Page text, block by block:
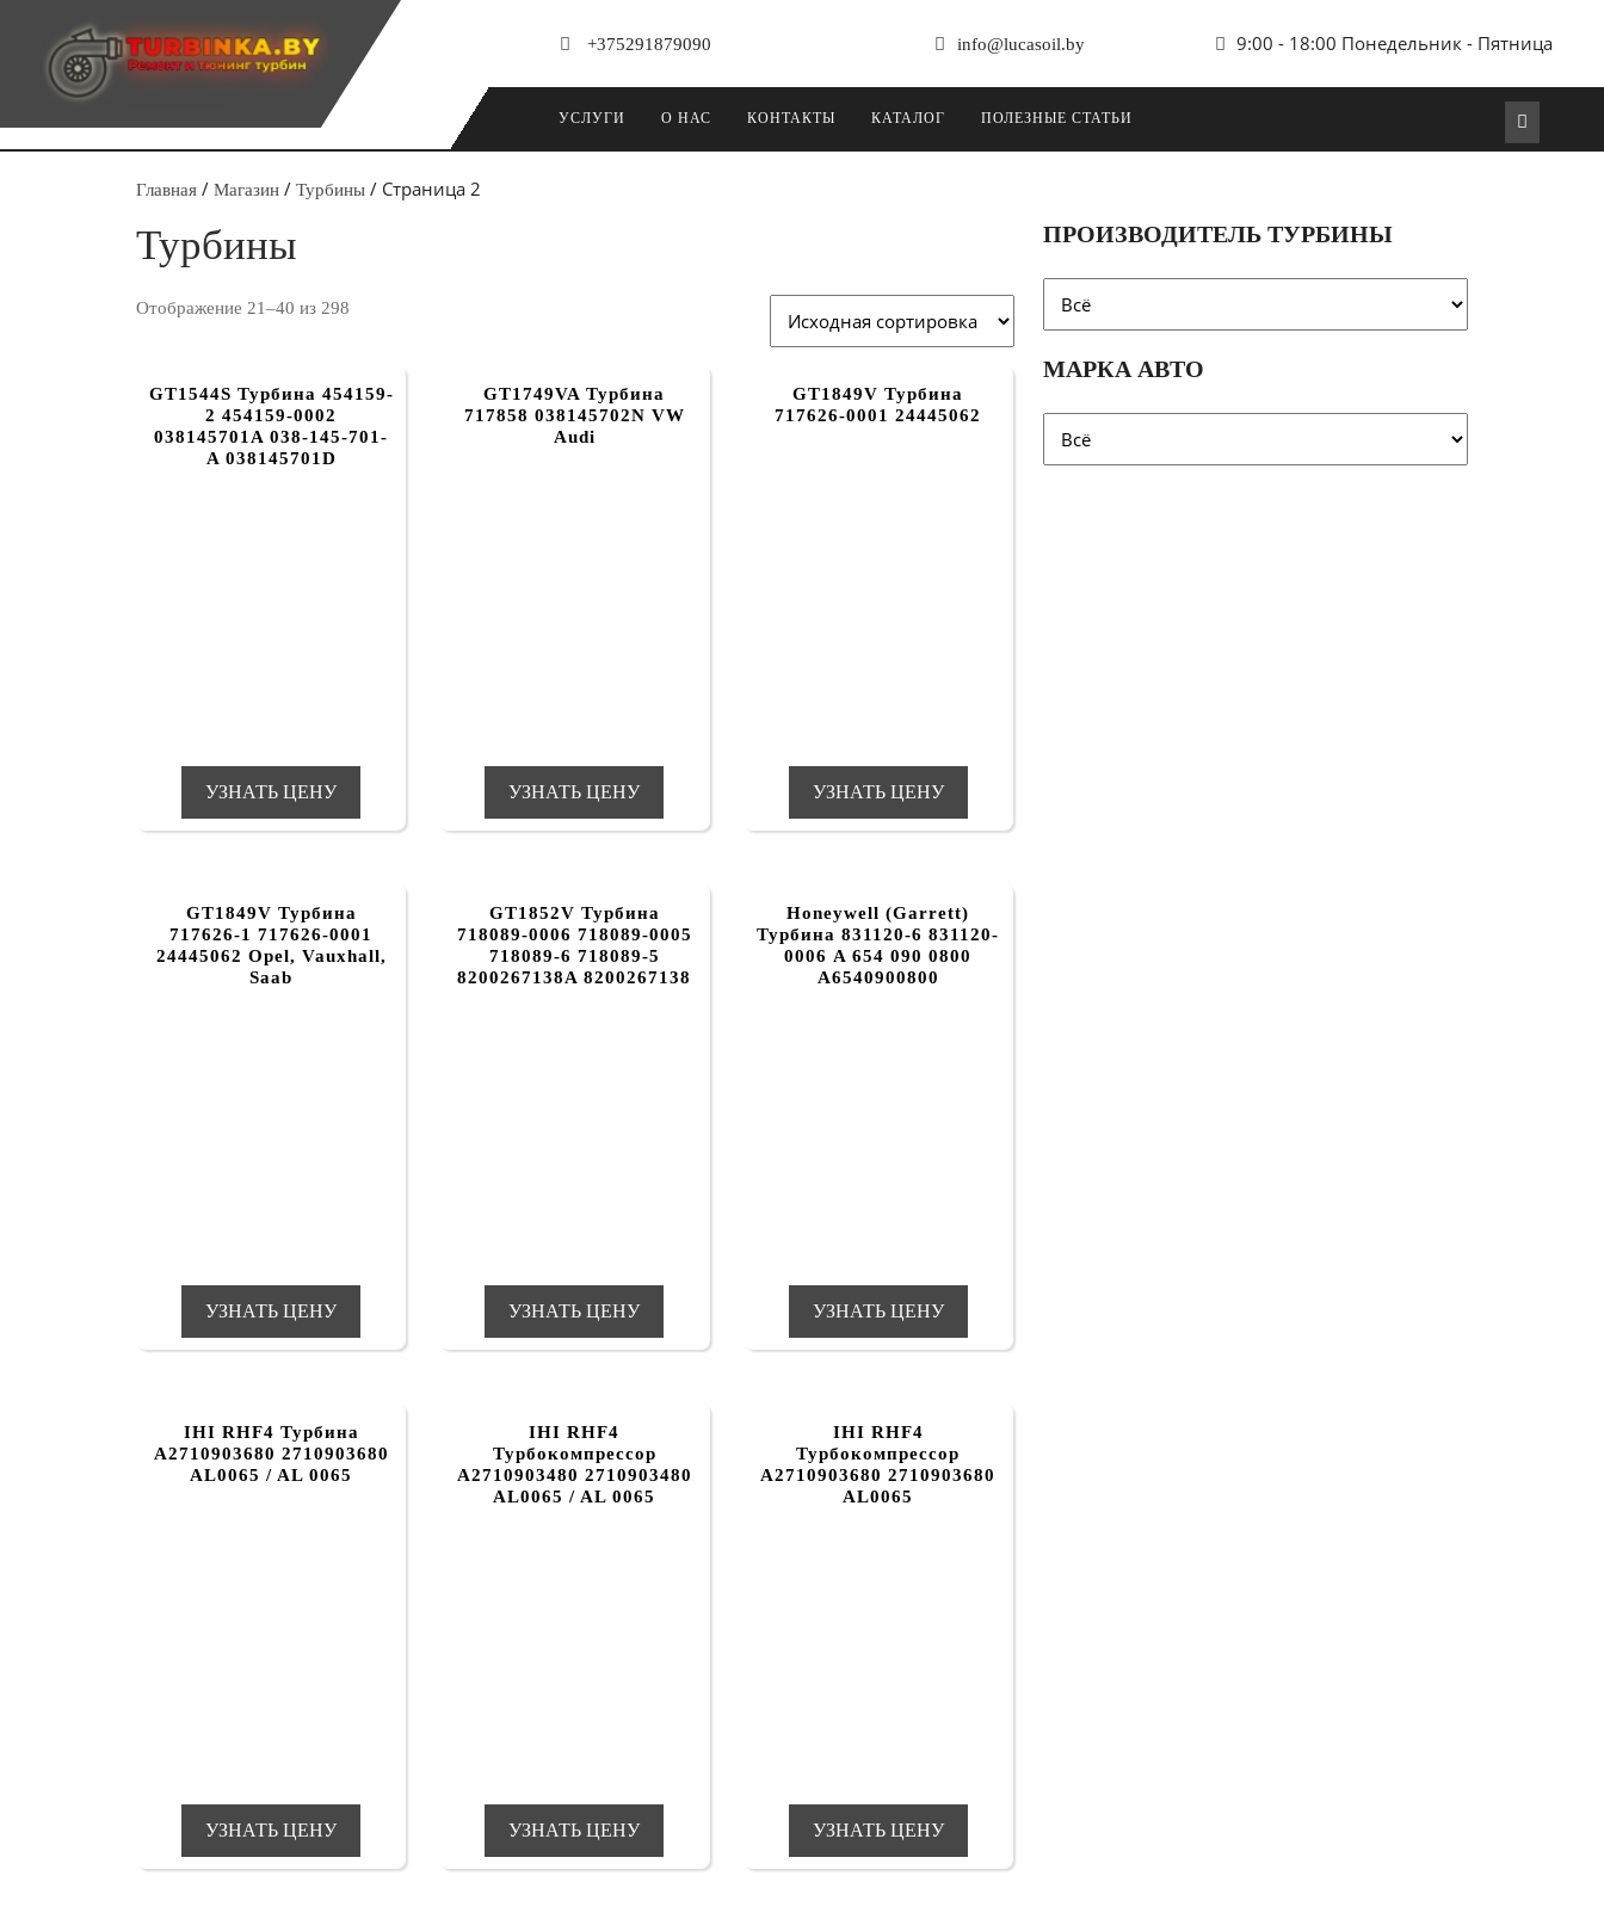
содержимому
+375291879090 info@lucasoil.by 9:00 - 18:00 Понедельник - Пятница
УСЛУГИ О НАС КОНТАКТЫ КАТАЛОГ ПОЛЕЗНЫЕ СТАТЬИ
Главная / Магазин / Турбины / Страница 2
Турбины
Отображение 21–40 из 298
GT1544S Турбина 454159-
2 454159-0002
038145701A 038-145-701-
A 038145701D
УЗНАТЬ ЦЕНУ
GT1749VA Турбина
717858 038145702N VW
Audi
УЗНАТЬ ЦЕНУ
GT1849V Турбина
717626-0001 24445062
УЗНАТЬ ЦЕНУ
GT1849V Турбина
717626-1 717626-0001
24445062 Opel, Vauxhall,
Saab
УЗНАТЬ ЦЕНУ
GT1852V Турбина
718089-0006 718089-0005
718089-6 718089-5
8200267138A 8200267138
УЗНАТЬ ЦЕНУ
Honeywell (Garrett)
Турбина 831120-6 831120-
0006 A 654 090 0800
A6540900800
УЗНАТЬ ЦЕНУ
IHI RHF4 Турбина
A2710903680 2710903680
AL0065 / AL 0065
УЗНАТЬ ЦЕНУ
IHI RHF4
Турбокомпрессор
A2710903480 2710903480
AL0065 / AL 0065
УЗНАТЬ ЦЕНУ
IHI RHF4
Турбокомпрессор
A2710903680 2710903680
AL0065
УЗНАТЬ ЦЕНУ
ПРОИЗВОДИТЕЛЬ ТУРБИНЫ
МАРКА АВТО